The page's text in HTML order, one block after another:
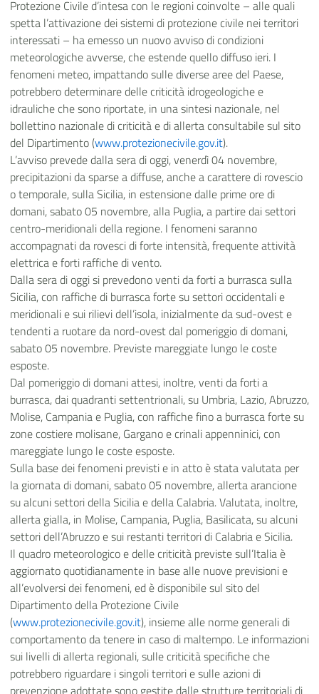
Protezione Civile d’intesa con le regioni coinvolte – alle quali
spetta l’attivazione dei sistemi di protezione civile nei territori
interessati – ha emesso un nuovo avviso di condizioni
meteorologiche avverse, che estende quello diffuso ieri. I
fenomeni meteo, impattando sulle diverse aree del Paese,
potrebbero determinare delle criticità idrogeologiche e
idrauliche che sono riportate, in una sintesi nazionale, nel
bollettino nazionale di criticità e di allerta consultabile sul sito
del Dipartimento (www.protezionecivile.gov.it).
L’avviso prevede dalla sera di oggi, venerdì 04 novembre,
precipitazioni da sparse a diffuse, anche a carattere di rovescio
o temporale, sulla Sicilia, in estensione dalle prime ore di
domani, sabato 05 novembre, alla Puglia, a partire dai settori
centro-meridionali della regione. I fenomeni saranno
accompagnati da rovesci di forte intensità, frequente attività
elettrica e forti raffiche di vento.
Dalla sera di oggi si prevedono venti da forti a burrasca sulla
Sicilia, con raffiche di burrasca forte su settori occidentali e
meridionali e sui rilievi dell’isola, inizialmente da sud-ovest e
tendenti a ruotare da nord-ovest dal pomeriggio di domani,
sabato 05 novembre. Previste mareggiate lungo le coste
esposte.
Dal pomeriggio di domani attesi, inoltre, venti da forti a
burrasca, dai quadranti settentrionali, su Umbria, Lazio, Abruzzo,
Molise, Campania e Puglia, con raffiche fino a burrasca forte su
zone costiere molisane, Gargano e crinali appenninici, con
mareggiate lungo le coste esposte.
Sulla base dei fenomeni previsti e in atto è stata valutata per
la giornata di domani, sabato 05 novembre, allerta arancione
su alcuni settori della Sicilia e della Calabria. Valutata, inoltre,
allerta gialla, in Molise, Campania, Puglia, Basilicata, su alcuni
settori dell’Abruzzo e sui restanti territori di Calabria e Sicilia.
Il quadro meteorologico e delle criticità previste sull’Italia è
aggiornato quotidianamente in base alle nuove previsioni e
all’evolversi dei fenomeni, ed è disponibile sul sito del
Dipartimento della Protezione Civile
(www.protezionecivile.gov.it), insieme alle norme generali di
comportamento da tenere in caso di maltempo. Le informazioni
sui livelli di allerta regionali, sulle criticità specifiche che
potrebbero riguardare i singoli territori e sulle azioni di
prevenzione adottate sono gestite dalle strutture territoriali di